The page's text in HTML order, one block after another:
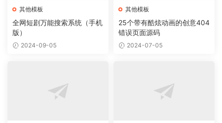
其他模板
全网短剧万能搜索系统（手机
版）
2024-09-05
其他模板
25个带有酷炫动画的创意404
错误页面源码
2024-07-05